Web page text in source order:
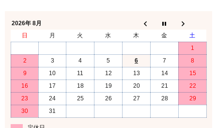
2026年 8月
日
月 火 水 木 金
土
1
2
3 4 5 6 7
8
9
10 11 12 13 14
15
16
17 18 19 20 21
22
23
24 25 26 27 28
29
30
31